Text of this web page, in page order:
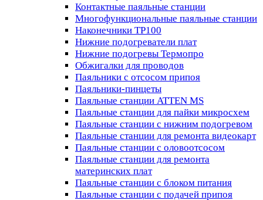
Контактные паяльные станции
Многофункциональные паяльные станции
Наконечники TP100
Нижние подогреватели плат
Нижние подогревы Термопро
Обжигалки для проводов
Паяльники с отсосом припоя
Паяльники-пинцеты
Паяльные станции ATTEN MS
Паяльные станции для пайки микросхем
Паяльные станции с нижним подогревом
Паяльные станции для ремонта видеокарт
Паяльные станции с оловоотсосом
Паяльные станции для ремонта
материнских плат
Паяльные станции с блоком питания
Паяльные станции с подачей припоя